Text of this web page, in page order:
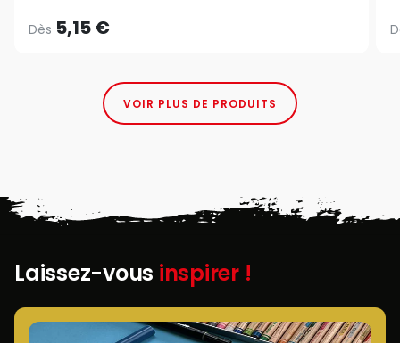
Dès 5,15 €
VOIR PLUS DE PRODUITS
Laissez-vous inspirer !